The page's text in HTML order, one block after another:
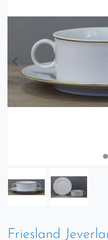
Friesland